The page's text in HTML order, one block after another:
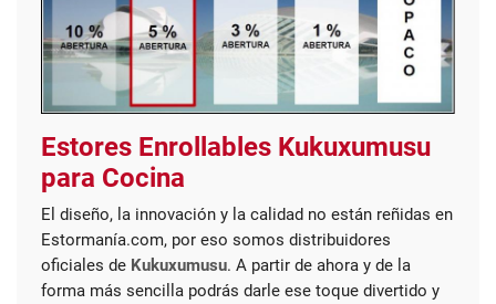
Estores Enrollables Kukuxumusu
para Cocina
El diseño, la innovación y la calidad no están reñidas en
Estormanía.com, por eso somos distribuidores
oficiales de Kukuxumusu. A partir de ahora y de la
forma más sencilla podrás darle ese toque divertido y